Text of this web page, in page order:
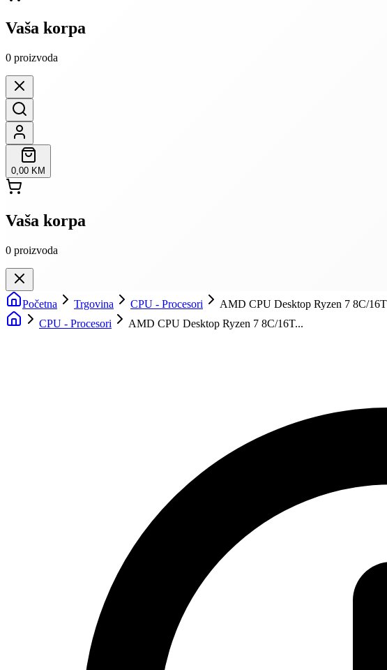
Vaša korpa
0 proizvoda
0,00 KM
Vaša korpa
0 proizvoda
Početna Trgovina CPU - Procesori
AMD CPU Desktop Ryzen 7 8C/
CPU - Procesori
AMD CPU Desktop Ryzen 7 8C/16T...